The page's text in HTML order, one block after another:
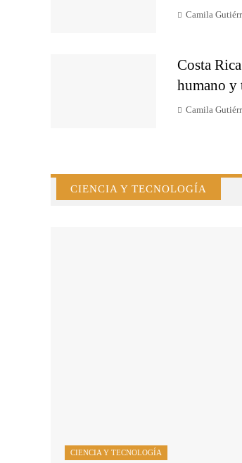
Camila
Costa
humano y
Camila
CIENCIA Y TECNOLOGÍA
CIENCIA Y TECNOLOGÍA